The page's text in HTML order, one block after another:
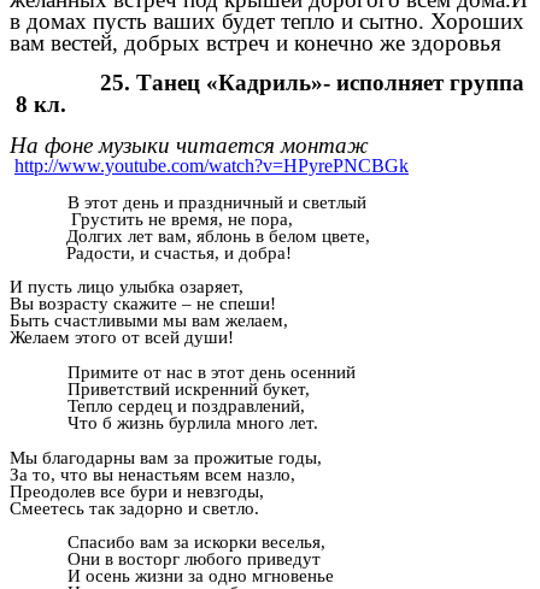
в домах пусть ваших будет тепло и сытно. Хороших
вам вестей, добрых встреч и конечно же здоровья
25. Танец «Кадриль»- исполняет группа
8 кл.
На фоне музыки читается монтаж
http://www.youtube.com/watch?v=HPyrePNCBGk
В этот день и праздничный и светлый
Грустить не время, не пора,
Долгих лет вам, яблонь в белом цвете,
Радости, и счастья, и добра!
И пусть лицо улыбка озаряет,
Вы возрасту скажите – не спеши!
Быть счастливыми мы вам желаем,
Желаем этого от всей души!
Примите от нас в этот день осенний
Приветствий искренний букет,
Тепло сердец и поздравлений,
Что б жизнь бурлила много лет.
Мы благодарны вам за прожитые годы,
За то, что вы ненастьям всем назло,
Преодолев все бури и невзгоды,
Смеетесь так задорно и светло.
Спасибо вам за искорки веселья,
Они в восторг любого приведут
И осень жизни за одно мгновенье